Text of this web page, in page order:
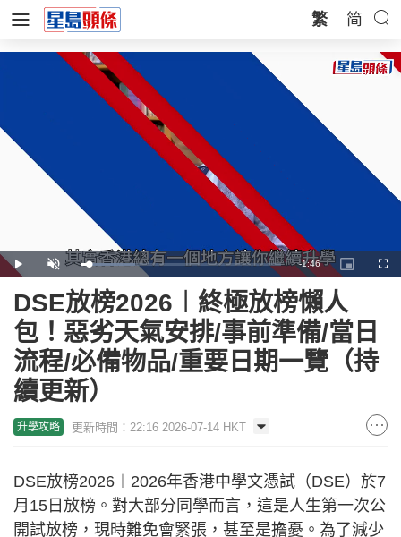
繁 简
Play Unmute Loaded:
27.16%
Remaining
Time
-1:46
Picture-
in-
DSE放榜2026︱終極放榜懶人
包！惡劣天氣安排/事前準備/當日
流程/必備物品/重要日期一覽（持
續更新）
升學攻略 更新時間：22:16 2026-07-14 HKT
DSE放榜2026︱2026年香港中學文憑試（DSE）於7
月15日放榜。對大部分同學而言，這是人生第一次公
開試放榜，現時難免會緊張，甚至是擔憂。為了減少